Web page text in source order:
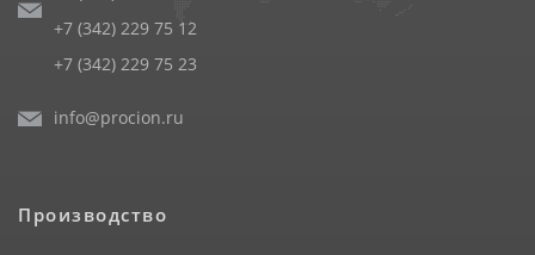
+7 (342) 229 75 12
+7 (342) 229 75 23
info@procion.ru
Производство